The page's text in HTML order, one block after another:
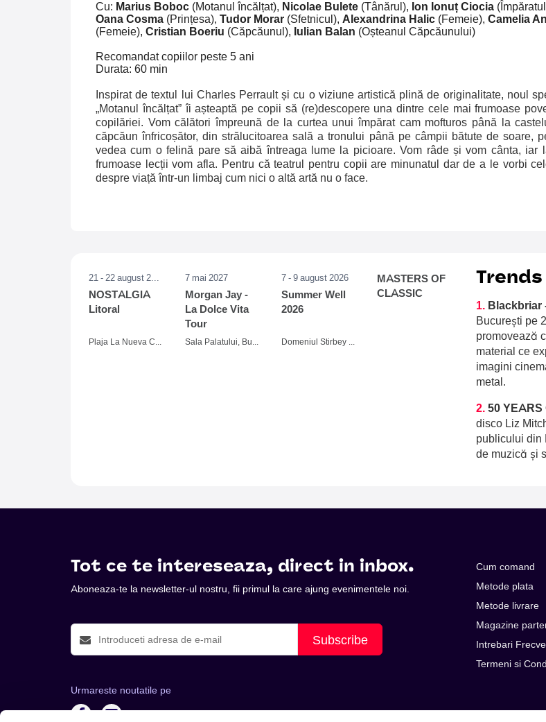
Cu: Marius Boboc (Motanul încălțat), Nicolae Bulete (Tânărul), Ion Ionuț Ciocia (
Oana Cosma (Prințesa), Tudor Morar (Sfetnicul), Alexandrina Halic (Femeie), Camelia
(Femeie), Cristian Boeriu (Căpcăunul ), Iulian Balan (Oșteanul Căpcăunului)
Recomandat copiilor peste 5 ani
Durata: 60 min
Inspirat de textul lui Charles Perrault și cu o viziune artistică plină de originalitate, noul
„Motanul încălțat” îi așteaptă pe copii să (re)descopere una dintre cele mai frumoase
copilăriei. Vom călători împreună de la curtea unui împărat cam mofturos până la
căpcăun înfricoșător, din strălucitoarea sală a tronului până pe câmpii bătute de soare,
vedea cum o felină pare să aibă întreaga lume la picioare. Vom râde și vom cânta, iar
frumoase lecții vom afla. Pentru că teatrul pentru copii are minunatul dar de a le vorbi
despre viață într-un limbaj cum nici o altă artă nu o face.
21 - 22 august 2026
NOSTALGIA
Litoral
Plaja La Nueva Cucaracha, Mamaia
7 mai 2027
Morgan Jay -
La Dolce Vita
Tour
Sala Palatului, Bucuresti
7 - 9 august 2026
Summer Well
2026
Domeniul Stirbey Voda, Buftea
MASTERS OF
CLASSIC
Trends
1. Blackbriar
București pe
promovează
material ce
imagini
metal.
2. 50 YEARS
disco Liz
publicului din
de muzică și
Tot ce te intereseaza, direct in inbox.
Aboneaza-te la newsletter-ul nostru, fii primul la care ajung evenimentele noi.
Subscribe
Urmareste noutatile pe
Cum comand
Metode plata
Metode livrare
Magazine
Intrebari
Termeni si